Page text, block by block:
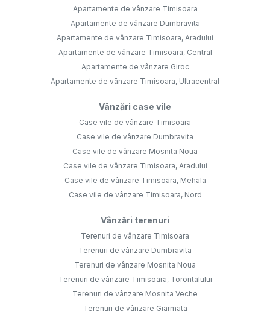
Apartamente de vânzare Timisoara
Apartamente de vânzare Dumbravita
Apartamente de vânzare Timisoara, Aradului
Apartamente de vânzare Timisoara, Central
Apartamente de vânzare Giroc
Apartamente de vânzare Timisoara, Ultracentral
Vânzări case vile
Case vile de vânzare Timisoara
Case vile de vânzare Dumbravita
Case vile de vânzare Mosnita Noua
Case vile de vânzare Timisoara, Aradului
Case vile de vânzare Timisoara, Mehala
Case vile de vânzare Timisoara, Nord
Vânzări terenuri
Terenuri de vânzare Timisoara
Terenuri de vânzare Dumbravita
Terenuri de vânzare Mosnita Noua
Terenuri de vânzare Timisoara, Torontalului
Terenuri de vânzare Mosnita Veche
Terenuri de vânzare Giarmata